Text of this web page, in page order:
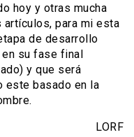
hoy y otras mucha
para mi esta
de desarrollo
en su fase final
y que será
este basado en la
LORF